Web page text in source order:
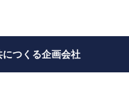
つくる企画会社